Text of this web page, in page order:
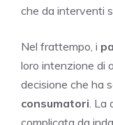
che da interventi
Nel frattempo, i
loro intenzione di
decisione che ha
consumatori. La